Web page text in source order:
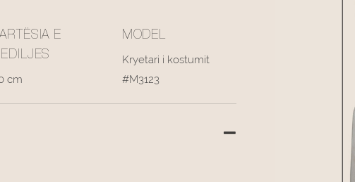
E
cm
MODEL
Kryetari i kostumit
#M3123